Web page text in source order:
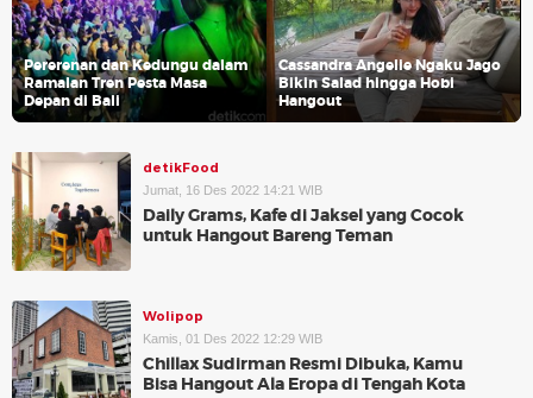
Pererenan dan Kedungu dalam
Ramalan Tren Pesta Masa
Depan di Bali
Cassandra Angelie Ngaku Jago
Bikin Salad hingga Hobi
Hangout
detikFood
Jumat, 16 Des 2022 14:21 WIB
Daily Grams, Kafe di Jaksel yang Cocok
untuk Hangout Bareng Teman
Wolipop
Kamis, 01 Des 2022 12:29 WIB
Chillax Sudirman Resmi Dibuka, Kamu
Bisa Hangout Ala Eropa di Tengah Kota